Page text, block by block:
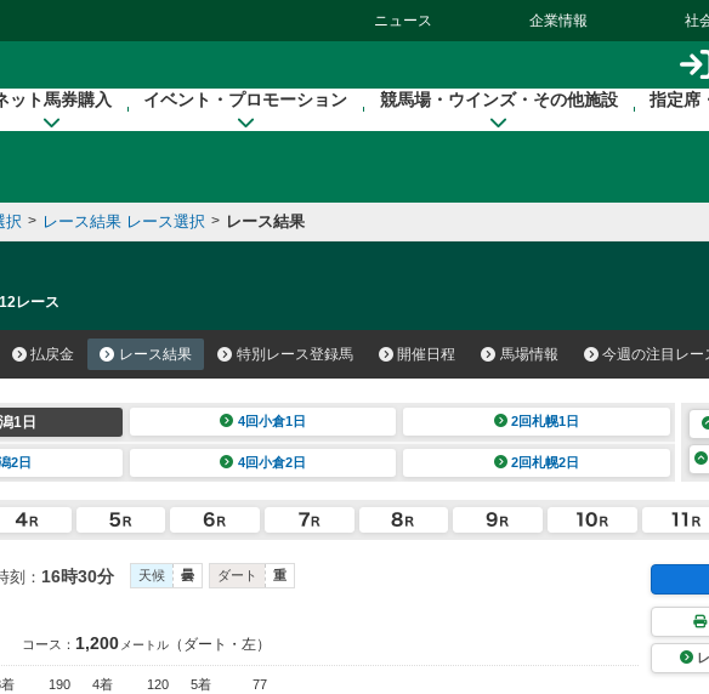
ニュース 企業情報 社
ット馬券購入 イベント・プロモーション 競馬場・ウインズ・その他施設 指定席
択 > レース結果 レース選択 > レース結果
レース
払戻金 レース結果 特別レース登録馬 開催日程 馬場情報 今週の注目レー
1日 4回小倉1日 2回札幌1日
2日 4回小倉2日 2回札幌2日
刻： 16時30分 天候 曇 ダート 重
コース： 1,200 メートル （ダート・左）
190 4着 120 5着 77